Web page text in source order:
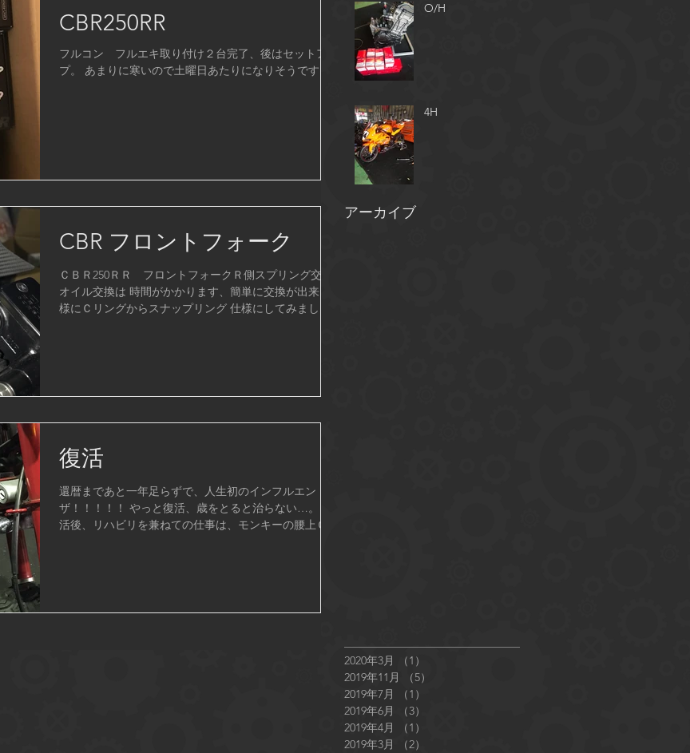
CBR250RR
フルコン フルエキ取り付け２台完了、後はセットアッ
プ。 あまりに寒いので土曜日あたりになりそうです。
CBR フロントフォーク
ＣＢＲ250ＲＲ フロントフォークＲ側スプリング交換
オイル交換は 時間がかかります、簡単に交換が出来る
様にＣリングからスナップリング 仕様にしてみまし
復活
還暦まであと一年足らずで、人生初のインフルエン
ザ！！！！！ やっと復活、歳をとると治らない…。 復
活後、リハビリを兼ねての仕事は、モンキーの腰上Ｏ/
O/H
4H
アーカイブ
2020年3月 （1）
2019年11月
（5）
2019年7月
（1）
2019年6月
（3）
2019年4月
（1）
2019年3月
（2）